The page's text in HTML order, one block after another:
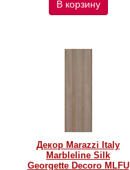
В корзину
Декор Marazzi Italy
Marbleline Silk
Georgette Decoro MLFU